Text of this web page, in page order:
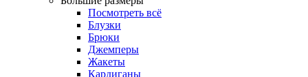
Посмотреть всё
Блузки
Брюки
Джемперы
Жакеты
Кардиганы